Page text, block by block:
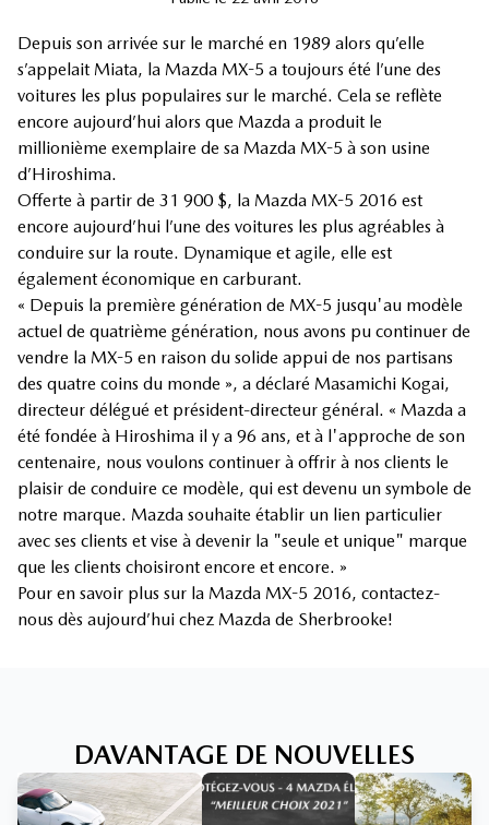
Depuis son arrivée sur le marché en 1989 alors qu’elle
s’appelait Miata, la Mazda MX-5 a toujours été l’une des
voitures les plus populaires sur le marché. Cela se reflète
encore aujourd’hui alors que Mazda a produit le
millionième exemplaire de sa Mazda MX-5 à son usine
d’Hiroshima.
Offerte à partir de 31 900 $, la Mazda MX-5 2016 est
encore aujourd’hui l’une des voitures les plus agréables à
conduire sur la route. Dynamique et agile, elle est
également économique en carburant.
« Depuis la première génération de MX-5 jusqu'au modèle
actuel de quatrième génération, nous avons pu continuer de
vendre la MX-5 en raison du solide appui de nos partisans
des quatre coins du monde », a déclaré Masamichi Kogai,
directeur délégué et président-directeur général. « Mazda a
été fondée à Hiroshima il y a 96 ans, et à l'approche de son
centenaire, nous voulons continuer à offrir à nos clients le
plaisir de conduire ce modèle, qui est devenu un symbole de
notre marque. Mazda souhaite établir un lien particulier
avec ses clients et vise à devenir la "seule et unique" marque
que les clients choisiront encore et encore. »
Pour en savoir plus sur la Mazda MX-5 2016, contactez-
nous dès aujourd’hui chez Mazda de Sherbrooke!
DAVANTAGE DE NOUVELLES